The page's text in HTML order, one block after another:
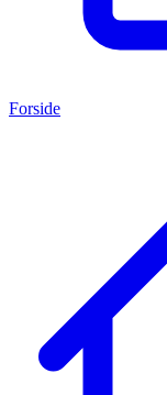
Forside